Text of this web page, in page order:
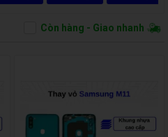
Còn hàng - Giao nhanh